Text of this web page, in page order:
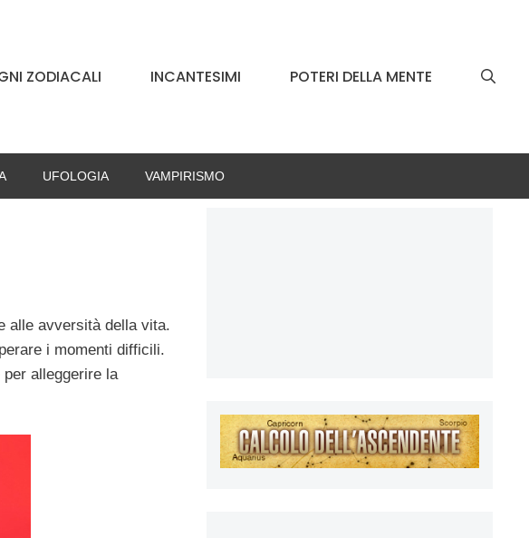
ZODIACALI INCANTESIMI POTERI DELLA MENTE
UFOLOGIA VAMPIRISMO
alle avversità della vita.
i momenti difficili.
alleggerire la